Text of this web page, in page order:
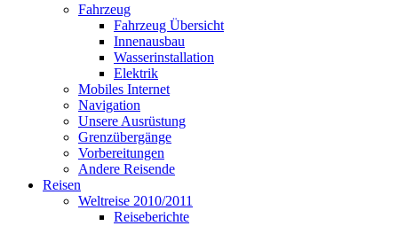
Fahrzeug
Fahrzeug Übersicht
Innenausbau
Wasserinstallation
Elektrik
Mobiles Internet
Navigation
Unsere Ausrüstung
Grenzübergänge
Vorbereitungen
Andere Reisende
Reisen
Weltreise 2010/2011
Reiseberichte